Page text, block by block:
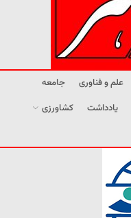
علم و فناوری
جامعه
یادداشت
کشاورزی